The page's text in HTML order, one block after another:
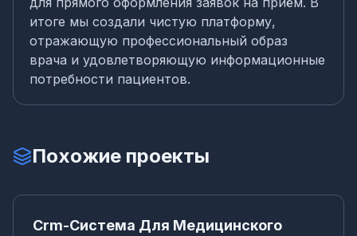
итоге мы создали чистую платформу,
отражающую профессиональный образ
врача и удовлетворяющую информационные
потребности пациентов.
Похожие проекты
CR
Crm-Система Для Медицинского